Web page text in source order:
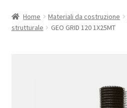
ServiziHome Materiali da costruzione
strutturale
GEO GRID 120 1X25MT